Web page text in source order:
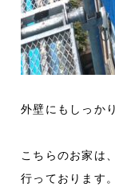
外壁にもしっか
こちらのお家は
行っております。